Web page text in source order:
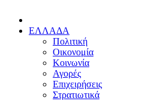
ΕΛΛΑΔΑ
Πολιτική
Οικονομία
Κοινωνία
Αγορές
Επιχειρήσεις
Στρατιωτικά